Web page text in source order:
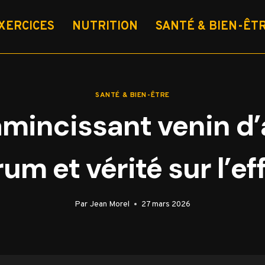
NUTRITION SANTÉ & BIEN-
SANTÉ & BIEN-ÊTRE
venin
et vérité sur
Par Jean Morel 27 mars 2026